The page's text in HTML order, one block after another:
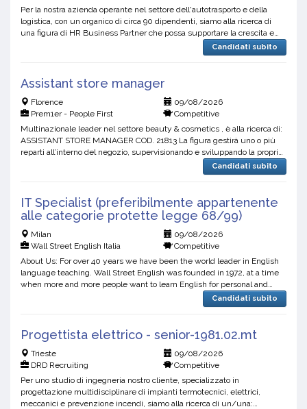
Per la nostra azienda operante nel settore dell'autotrasporto e della
logistica, con un organico di circa 90 dipendenti, siamo alla ricerca di
una figura di HR Business Partner che possa supportare la crescita e
Candidati subito
Assistant store manager
Florence
09/08/2026
Prem1er - People First
Competitive
Multinazionale leader nel settore beauty & cosmetics , è alla ricerca di:
ASSISTANT STORE MANAGER COD. 21813 La figura gestirà uno o più
reparti all’interno del negozio, supervisionando e sviluppando la propria
Candidati subito
IT Specialist (preferibilmente appartenente
alle categorie protette legge 68/99)
Milan
09/08/2026
Wall Street English Italia
Competitive
About Us: For over 40 years we have been the world leader in English
language teaching. Wall Street English was founded in 1972, at a time
when more and more people want to learn English for personal and
Candidati subito
Progettista elettrico - senior-1981.02.mt
Trieste
09/08/2026
DRD Recruiting
Competitive
Per uno studio di ingegneria nostro cliente, specializzato in
progettazione multidisciplinare di impianti termotecnici, elettrici,
meccanici e prevenzione incendi, siamo alla ricerca di un/una: